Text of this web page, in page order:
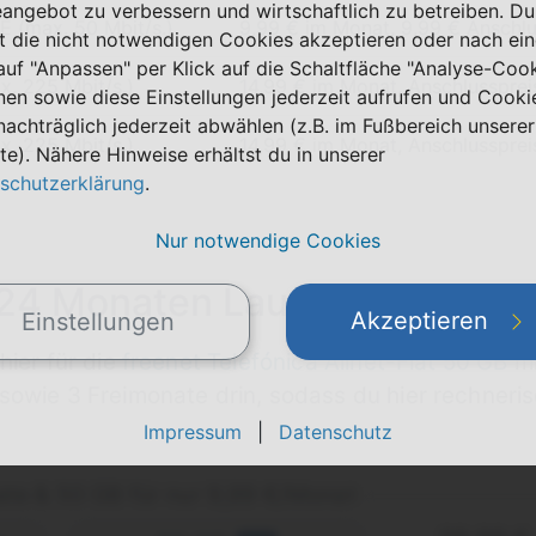
(max. 50 Mbit/s.) 9,99 € im Monat, 9,99 €
225 Mbit/s.) 14,99 € im Monat,
225 Mbit/s.) 14,99 € im Monat,
Monaten Laufzeit noch
für diefreenet Telefónica Allnet-Flat 50 GB
3 Freimonate drin, sodass du hier
zu verbessern und wirtschaftlich zu betreiben. Du
die nicht notwendigen Cookies akzeptieren oder nach
"Anpassen" per Klick auf die Schaltfläche "Analyse-
sowie diese Einstellungen jederzeit aufrufen und
jederzeit abwählen (z.B. im Fußbereich unserer
Nähere Hinweise erhältst du in unserer
.
Nur notwendige Cookies
Einstellungen Akzeptieren
Impressum Datenschutz